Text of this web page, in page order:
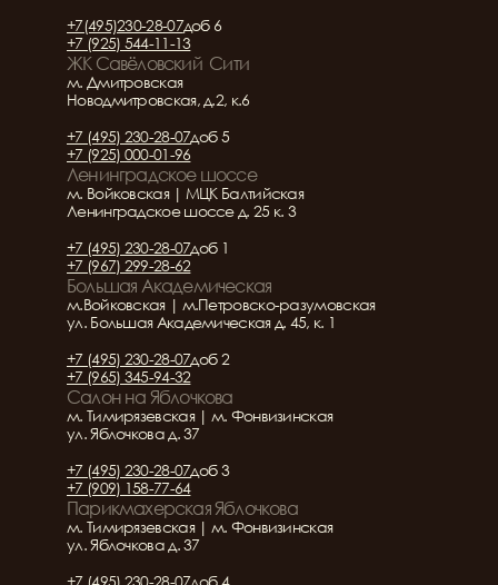
+7(495)230-28-07доб 6
+7 (925) 544-11-13
ЖК Савёловский  Сити
м. Дмитровская
Новодмитровская, д.2, к.6
+7 (495) 230-28-07доб 5
+7 (925) 000-01-96
Ленинградское шоссе
м. Войковская | МЦК Балтийская
Ленинградское шоссе д. 25 к. 3
+7 (495) 230-28-07доб 1
+7 (967) 299-28-62
Большая Академическая
м.Войковская | м.Петровско-разумовская
ул. Большая Академическая д. 45, к. 1
+7 (495) 230-28-07доб 2
+7 (965) 345-94-32
Салон на Яблочкова
м. Тимирязевская | м. Фонвизинская
ул. Яблочкова д. 37
+7 (495) 230-28-07доб 3
+7 (909) 158-77-64
Парикмахерская Яблочкова
м. Тимирязевская | м. Фонвизинская
ул. Яблочкова д. 37